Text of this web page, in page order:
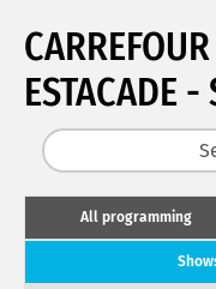
ESTACADE
All programming